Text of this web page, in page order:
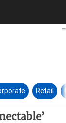
debe ser
Retail